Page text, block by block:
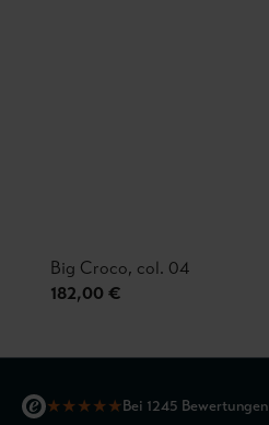
Big Croco, col. 04
182,00 €
★★★★★Bei 1245 Bewertungen